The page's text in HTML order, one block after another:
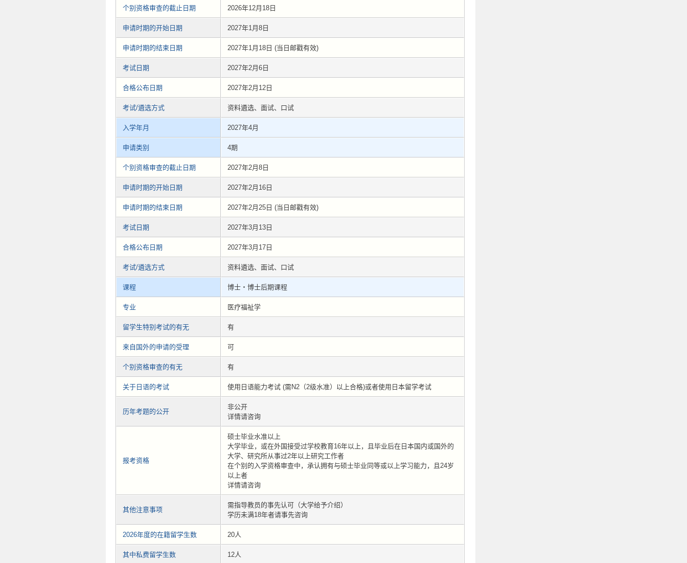
个别资格审查的截止日期 2026年12月18日
申请时期的开始日期 2027年1月8日
申请时期的结束日期 2027年1月18日 (当日邮戳有效)
考试日期 2027年2月6日
合格公布日期 2027年2月12日
考试/遴选方式 资料遴选、面试、口试
入学年月 2027年4月
申请类别 4期
个别资格审查的截止日期 2027年2月8日
申请时期的开始日期 2027年2月16日
申请时期的结束日期 2027年2月25日 (当日邮戳有效)
考试日期 2027年3月13日
合格公布日期 2027年3月17日
考试/遴选方式 资料遴选、面试、口试
课程 博士・博士后期课程
专业 医疗福祉学
留学生特别考试的有无 有
来自国外的申请的受理 可
个别资格审查的有无 有
关于日语的考试 使用日语能力考试 (需N2（2级水准）以上合格)或者使用日本留学考试
历年考题的公开
非公开
详情请咨询
报考资格
硕士毕业水准以上
大学毕业，或在外国接受过学校教育16年以上，且毕业后在日本国内或国外的
大学、研究所从事过2年以上研究工作者
在个别的入学资格审查中，承认拥有与硕士毕业同等或以上学习能力，且24岁
以上者
详情请咨询
其他注意事项
需指导教员的事先认可（大学给予介绍）
学历未满18年者请事先咨询
2026年度的在籍留学生数 20人
其中私费留学生数 12人